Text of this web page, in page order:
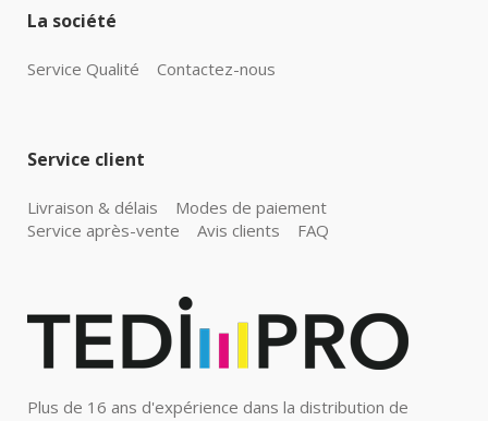
La société
Service Qualité Contactez-nous
Service client
Livraison & délais
Modes de paiement
Service après-vente
Avis clients FAQ
Plus de 16 ans d'expérience dans la distribution de